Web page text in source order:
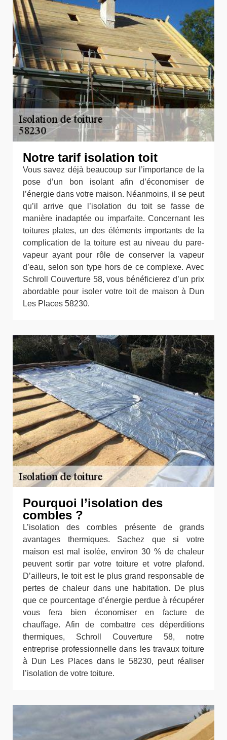
Notre tarif isolation toit
Vous savez déjà beaucoup sur l’importance de la
pose d’un bon isolant afin d’économiser de
l’énergie dans votre maison. Néanmoins, il se peut
qu’il arrive que l’isolation du toit se fasse de
manière inadaptée ou imparfaite. Concernant les
toitures plates, un des éléments importants de la
complication de la toiture est au niveau du pare-
vapeur ayant pour rôle de conserver la vapeur
d’eau, selon son type hors de ce complexe. Avec
Schroll Couverture 58, vous bénéficierez d’un prix
abordable pour isoler votre toit de maison à Dun
Les Places 58230.
Pourquoi l’isolation des
combles ?
L’isolation des combles présente de grands
avantages thermiques. Sachez que si votre
maison est mal isolée, environ 30 % de chaleur
peuvent sortir par votre toiture et votre plafond.
D’ailleurs, le toit est le plus grand responsable de
pertes de chaleur dans une habitation. De plus
que ce pourcentage d’énergie perdue à récupérer
vous fera bien économiser en facture de
chauffage. Afin de combattre ces déperditions
thermiques, Schroll Couverture 58, notre
entreprise professionnelle dans les travaux toiture
à Dun Les Places dans le 58230, peut réaliser
l’isolation de votre toiture.